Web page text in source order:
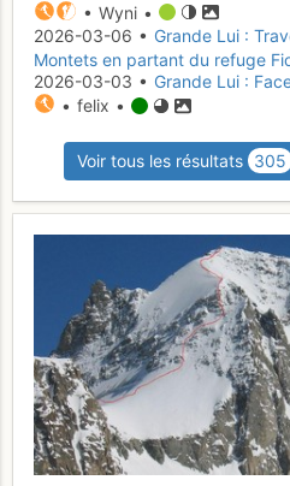
• Wyni •
2026-03-06 • Grande Lui :
Montets en partant du refuge
2026-03-03 • Grande Lui :
• felix •
Voir tous les résultats 305